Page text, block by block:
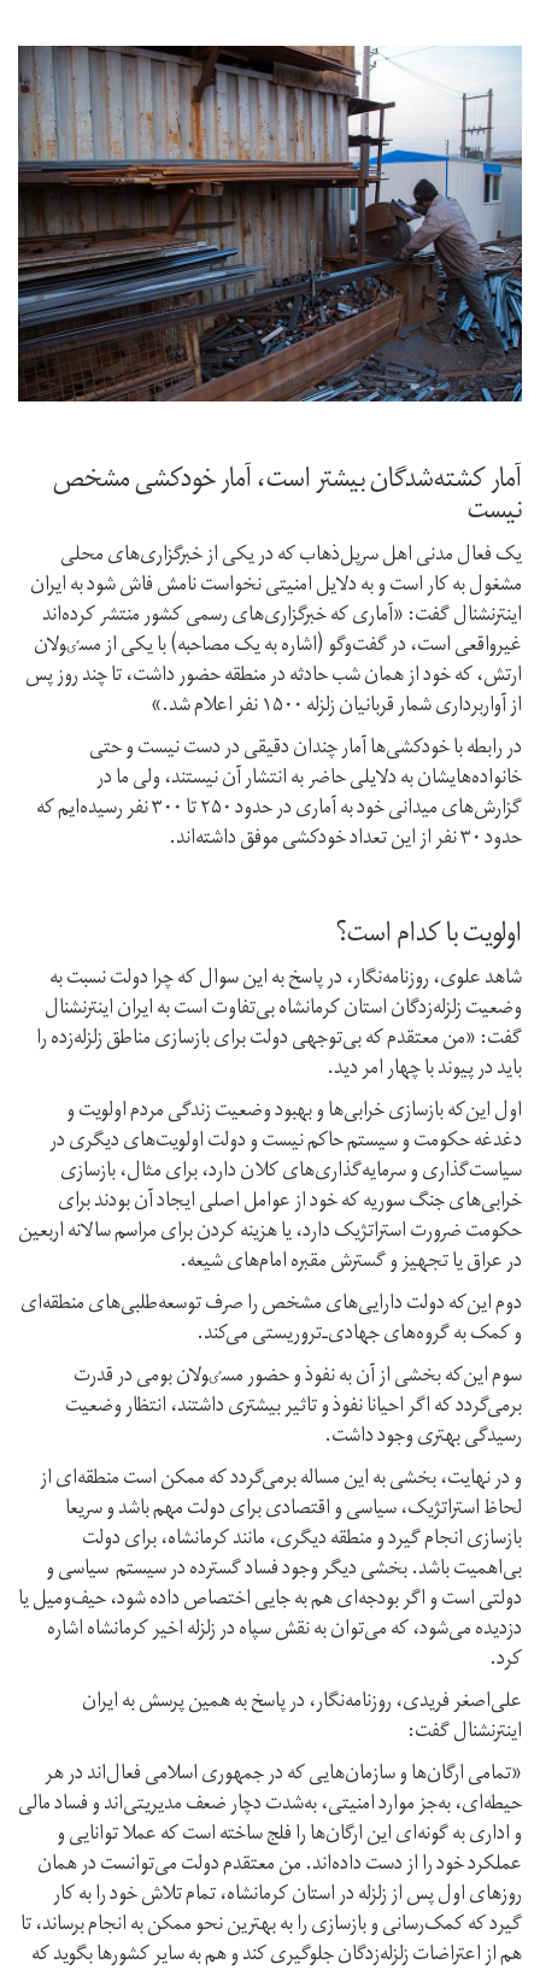
آمار کشته‌‌شدگان بیشتر است، آمار خودکشی مشخص
نیست
یک فعال مدنی اهل سرپل‌ذهاب که در یکی از خبرگزاری‌های محلی
مشغول به کار است و به دلایل امنیتی نخواست نامش فاش شود به ایران
اینترنشنال گفت: «آماری که خبرگزاری‌های رسمی کشور منتشر کرده‌اند
غیرواقعی است، در گفت‌و‌گو (اشاره به یک مصاحبه) با یکی از مسٸولان
ارتش، که خود از همان شب حادثه در منطقه حضور داشت، تا چند روز پس
از آواربرداری شمار قربانیان زلزله‌ ۱۵۰۰ نفر اعلام شد.»
در رابطه با خودکشی‌ها آمار چندان دقیقی در دست نیست و حتی
خانواده‌هایشان به دلایلی حاضر به انتشار آن نیستند، ولی ما در
گزارش‌های میدانی خود به آماری در حدود ۲۵۰ تا ۳۰۰ نفر رسیده‌ایم که
حدود ۳۰ نفر از این تعداد خودکشی موفق داشته‌اند.
اولویت با کدام است؟
شاهد علوی، روزنامه‌نگار، در پاسخ به این سوال که چرا دولت نسبت به
وضعیت زلزله‌زدگان استان کرمانشاه بی‌تفاوت است به ایران اینترنشنال
گفت: «من معتقدم که بی‌توجهی دولت برای بازسازی مناطق زلزله‌زده را
باید در پیوند با چهار امر دید.
اول این‌که بازسازی خرابی‌ها و بهبود وضعیت زندگی مردم اولویت و
دغدغه حکومت و سیستم حاکم نیست و دولت اولویت‌های دیگری در
سیاست‌گذاری و سرمایه‌گذاری‌های کلان دارد، برای مثال، بازسازی‌
خرابی‌های جنگ سوریه که خود از عوامل اصلی ایجاد آن بودند برای
حکومت ضرورت استراتژیک دارد، یا هزینه کردن برای مراسم سالانه اربعین
در عراق یا تجهیز و گسترش‌ مقبره‌ امام‌های شیعه.
دوم این‌که دولت‌ دارایی‌های مشخص را صرف توسعه‌طلبی‌های منطقه‌ای
و کمک به گروه‌های جهادی‌ـ‌تروریستی می‌کند.
سوم این‌که بخشی از آن به نفوذ و حضور مسٸولان بومی در قدرت
برمی‌گردد که اگر احیانا نفوذ و تاثیر بیشتری داشتند، انتظار وضعیت
رسیدگی بهتری وجود داشت.
و در نهایت، بخشی به این مساله برمی‌گردد که ممکن است منطقه‌ای از
لحاظ استراتژیک، سیاسی و اقتصادی برای دولت مهم باشد و سریعا
بازسازی انجام گیرد و منطقه‌ دیگری، مانند کرمانشاه، برای دولت
بی‌اهمیت باشد. بخشی دیگر وجود فساد گسترده در سیستم سیاسی و
دولتی است و اگر بودجه‌ای هم به جایی اختصاص داده شود، حیف‌و‌میل یا
دزدیده می‌شود، که می‌توان به نقش سپاه در زلزله اخیر کرمانشاه اشاره
کرد.
علی‌اصغر فریدی، روزنامه‌نگار، در پاسخ به همین پرسش به ایران
اینترنشنال گفت:
«تمامی ارگان‌ها و سازمان‌هایی که در جمهوری اسلامی فعال‌اند در هر
حیطه‌ای، به‌جز موارد امنیتی، به‌شدت دچار ضعف مدیریتی‌اند و فساد مالی
و اداری به ‌گونه‌ای این ارگان‌ها را فلج ساخته است که عملا توانایی و
عملکرد خود را از دست داده‌اند. من معتقدم دولت می‌توانست در همان
روزهای اول پس از زلزله در استان کرمانشاه، تمام تلاش خود را به کار
گیرد که کمک‌رسانی و بازسازی را به بهترین نحو ممکن به انجام برساند، تا
هم از اعتراضات زلزله‌زدگان جلوگیری کند و هم به سایر کشورها بگوید که